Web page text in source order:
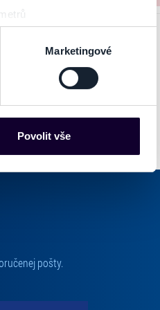
prstu)
. Svůj souhlas
mohou představovat
obsahu a reklam.
varianty. Svoji volbu
Marketingové
Povolit vše
pošty.